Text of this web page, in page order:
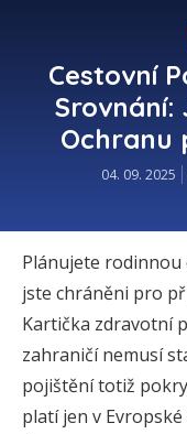
Cestovní
Ochranu
04. 09. 2025
Plánujete rodinnou
jste chráněni pro
Kartička zdravotní
zahraničí nemusí
pojištění totiž
platí jen v